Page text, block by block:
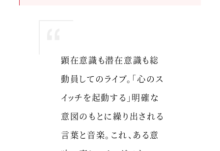
顕在意識も潜在意識も総
動員してのライブ。「心のス
イッチを起動する」明確な
意図のもとに繰り出される
言葉と音楽。これ、ある意